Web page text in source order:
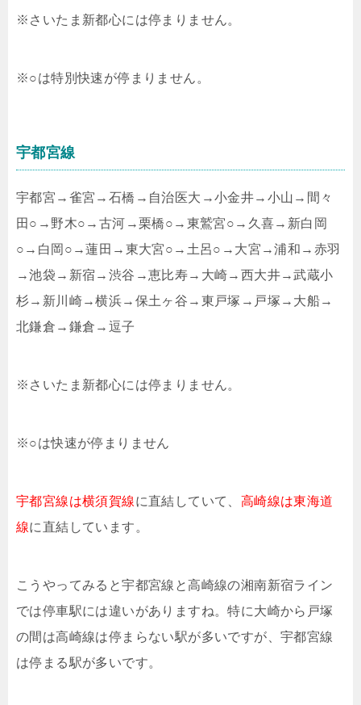
※さいたま新都心には停まりません。
※○は特別快速が停まりません。
宇都宮線
宇都宮→雀宮→石橋→自治医大→小金井→小山→間々
田○→野木○→古河→栗橋○→東鷲宮○→久喜→新白岡
○→白岡○→蓮田→東大宮○→土呂○→大宮→浦和→赤羽
→池袋→新宿→渋谷→恵比寿→大崎→西大井→武蔵小
杉→新川崎→横浜→保土ヶ谷→東戸塚→戸塚→大船→
北鎌倉→鎌倉→逗子
※さいたま新都心には停まりません。
※○は快速が停まりません
宇都宮線は横須賀線に直結していて、 高崎線は東海道
線に直結しています。
こうやってみると宇都宮線と高崎線の湘南新宿ライン
では停車駅には違いがありますね。特に大崎から戸塚
の間は高崎線は停まらない駅が多いですが、宇都宮線
は停まる駅が多いです。